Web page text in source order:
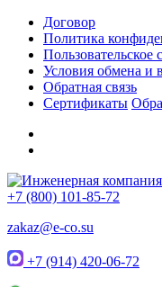
Договор
Политика
Пользовательское
Условия обмена и
Обратная связь
Сертификаты
+7 (800) 101-85-72
zakaz@e-co.su
+7 (914) 420-06-72